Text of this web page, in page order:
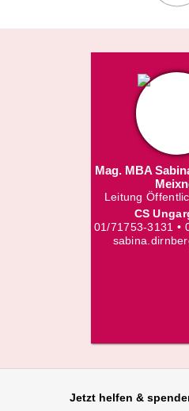
Mag. MBA
Leitung
CS
01/71753-3131 •
Jetzt helfen &